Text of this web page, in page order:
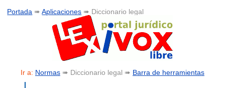
Portada ➠Aplicaciones ➠ Diccionario legal
Ir a: Normas ➠ Diccionario legal ➠ Barra de herramientas